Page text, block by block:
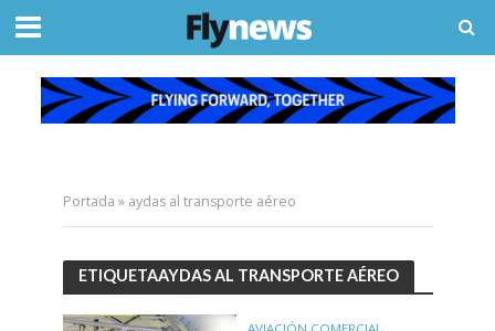
Portada » aydas al transporte aéreo
ETIQUETAAYDAS AL TRANSPORTE AÉREO